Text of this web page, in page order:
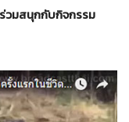
วมสนุกกับกิจกรรม